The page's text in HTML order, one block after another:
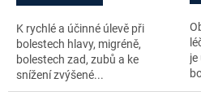
K rychlé a účinné úlevě při
bolestech hlavy, migréně,
bolestech zad, zubů a ke
snížení zvýšené...